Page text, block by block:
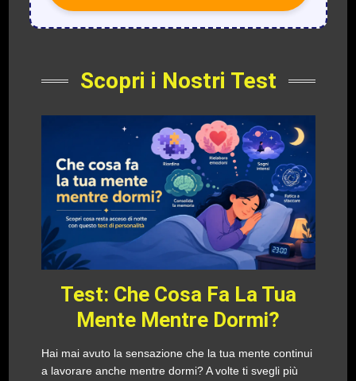
Scopri i Nostri Test
Test: Che Cosa Fa La Tua
Mente Mentre Dormi?
Hai mai avuto la sensazione che la tua mente continui
a lavorare anche mentre dormi? A volte ti svegli più